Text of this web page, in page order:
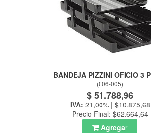
BANDEJA PIZZINI OFICIO 3
(006-005)
$ 51.788,96
IVA: 21,00% | $10.875,68
Precio Final: $62.664,64
Agregar